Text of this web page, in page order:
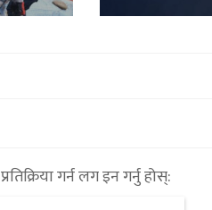
प्रतिक्रिया गर्न लग इन गर्नु होस्: